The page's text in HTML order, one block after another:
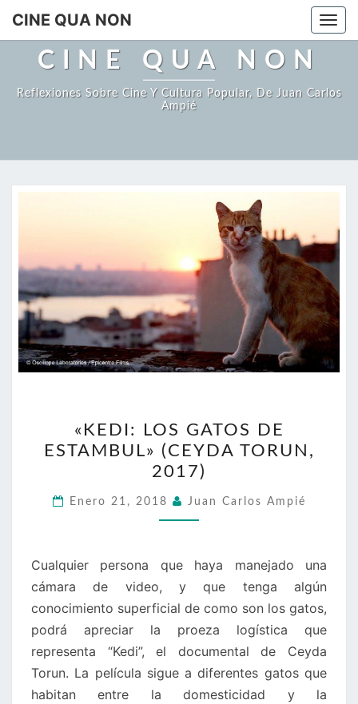
Saltar
contenido
CINE QUA NON
CINE QUA NON
Reflexiones Sobre Cine Y Cultura Popular, De Juan Carlos
Ampié
LOS
GATOS
DE
ESTAMBUL»
(CEYDA
2017)
«KEDI: LOS GATOS DE
ESTAMBUL» (CEYDA TORUN,
2017)
Enero 21, 2018 Juan Carlos Ampié
Cualquier persona que haya manejado una
cámara de video, y que tenga algún
conocimiento superficial de como son los gatos,
podrá apreciar la proeza logística que
representa “Kedi”, el documental de Ceyda
Torun. La película sigue a diferentes gatos que
habitan entre la domesticidad y la